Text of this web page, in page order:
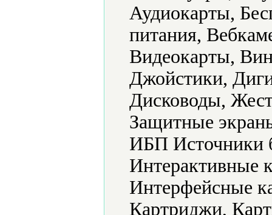
Аудиокарты,
питания,
Видеокарты,
Джойстики,
Дисководы,
Защитные
ИБП Источники
Интерактивные
Интерфейсные
Картриджи,